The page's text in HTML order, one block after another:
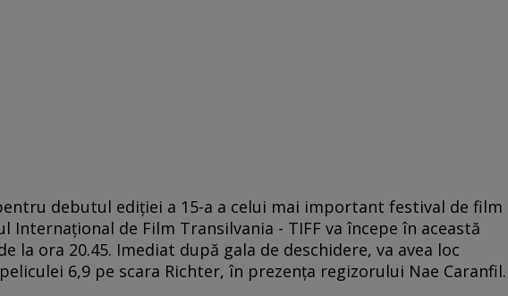
debutul ediției a 15-a a celui mai important festival de film
Internațional de Film Transilvania - TIFF va începe în această
la ora 20.45. Imediat după gala de deschidere, va avea loc
6,9 pe scara Richter, în prezența regizorului Nae Caranfil.